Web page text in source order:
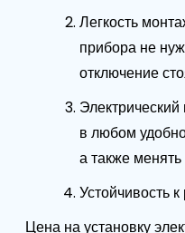
Легкость
прибора не
отключение
в любом
а также
Устойчивость
Цена на установку